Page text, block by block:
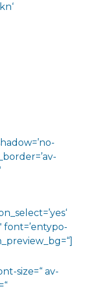
font=’entypo-
size=“ av-